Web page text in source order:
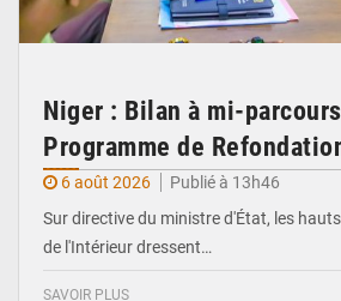
Niger : Bilan à mi-
Programme de
6 août 2026
Publié à 13h46
Sur directive du ministre d'État, les
de l'Intérieur dressent…
SAVOIR PLUS